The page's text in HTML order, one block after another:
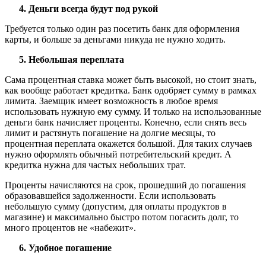
Деньги всегда будут под рукой
Требуется только один раз посетить банк для оформления
карты, и больше за деньгами никуда не нужно ходить.
Небольшая переплата
Сама процентная ставка может быть высокой, но стоит знать,
как вообще работает кредитка. Банк одобряет сумму в рамках
лимита. Заемщик имеет возможность в любое время
использовать нужную ему сумму. И только на использованные
деньги банк начисляет проценты. Конечно, если снять весь
лимит и растянуть погашение на долгие месяцы, то
процентная переплата окажется большой. Для таких случаев
нужно оформлять обычный потребительский кредит. А
кредитка нужна для частых небольших трат.
Проценты начисляются на срок, прошедший до погашения
образовавшейся задолженности. Если использовать
небольшую сумму (допустим, для оплаты продуктов в
магазине) и максимально быстро потом погасить долг, то
много процентов не «набежит».
Удобное погашение